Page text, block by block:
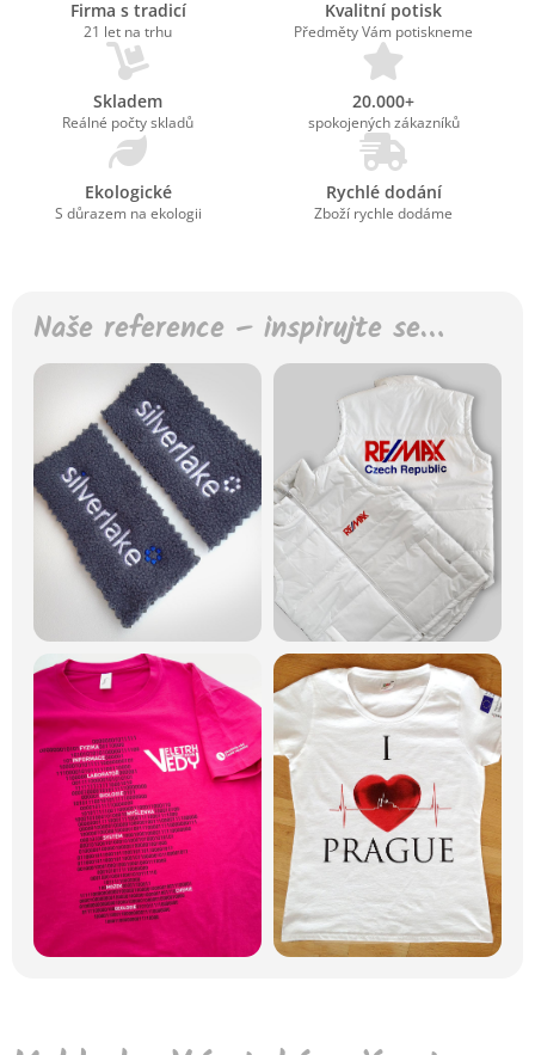
Firma s tradicí
21 let na trhu
Kvalitní potisk
Předměty Vám potiskneme
Skladem
Reálné počty skladů
20.000+
spokojených zákazníků
Ekologické
S důrazem na ekologii
Rychlé dodání
Zboží rychle dodáme
Naše reference – inspirujte se…